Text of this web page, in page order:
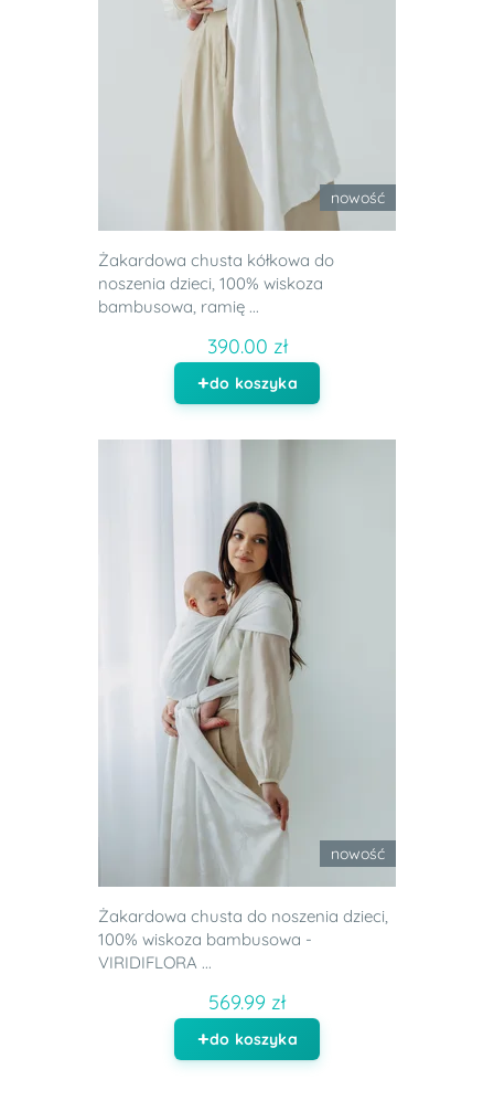
nowość
Żakardowa chusta kółkowa do
noszenia dzieci, 100% wiskoza
bambusowa, ramię ...
390.00 zł
do koszyka
nowość
Żakardowa chusta do noszenia dzieci,
100% wiskoza bambusowa -
VIRIDIFLORA ...
569.99 zł
do koszyka